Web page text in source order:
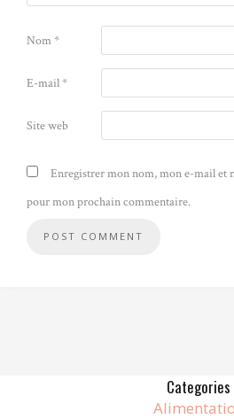
Nom*
E-mail*
Site web
Enregistrer mon nom, mon e-mail et
pour mon prochain commentaire.
Categories